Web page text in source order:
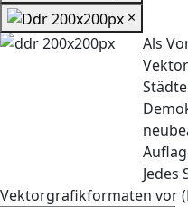
×
Als
Jedes
Vektorgrafikformaten vor